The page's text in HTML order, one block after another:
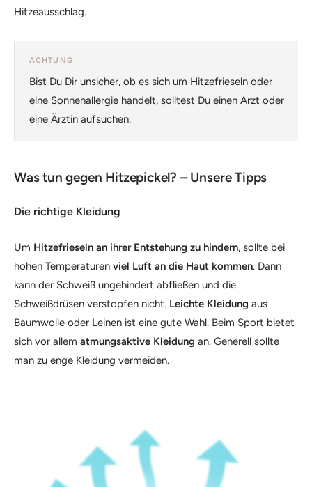
Hitzeausschlag.
ACHTUNG
Bist Du Dir unsicher, ob es sich um Hitzefrieseln oder
eine Sonnenallergie handelt, solltest Du einen Arzt oder
eine Ärztin aufsuchen.
Was tun gegen Hitzepickel? – Unsere Tipps
Die richtige Kleidung
Um Hitzefrieseln an ihrer Entstehung zu hindern, sollte bei
hohen Temperaturen viel Luft an die Haut kommen. Dann
kann der Schweiß ungehindert abfließen und die
Schweißdrüsen verstopfen nicht. Leichte Kleidung aus
Baumwolle oder Leinen ist eine gute Wahl. Beim Sport bietet
sich vor allem atmungsaktive Kleidung an. Generell sollte
man zu enge Kleidung vermeiden.